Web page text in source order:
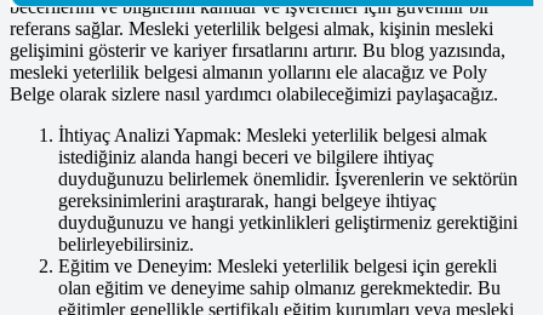
becerilerini ve bilgilerini kanıtlar ve işverenler için güvenilir bir
referans sağlar. Mesleki yeterlilik belgesi almak, kişinin mesleki
gelişimini gösterir ve kariyer fırsatlarını artırır. Bu blog yazısında,
mesleki yeterlilik belgesi almanın yollarını ele alacağız ve Poly
Belge olarak sizlere nasıl yardımcı olabileceğimizi paylaşacağız.
İhtiyaç Analizi Yapmak: Mesleki yeterlilik belgesi almak
istediğiniz alanda hangi beceri ve bilgilere ihtiyaç
duyduğunuzu belirlemek önemlidir. İşverenlerin ve sektörün
gereksinimlerini araştırarak, hangi belgeye ihtiyaç
duyduğunuzu ve hangi yetkinlikleri geliştirmeniz gerektiğini
belirleyebilirsiniz.
Eğitim ve Deneyim: Mesleki yeterlilik belgesi için gerekli
olan eğitim ve deneyime sahip olmanız gerekmektedir. Bu
eğitimler genellikle sertifikalı eğitim kurumları veya mesleki